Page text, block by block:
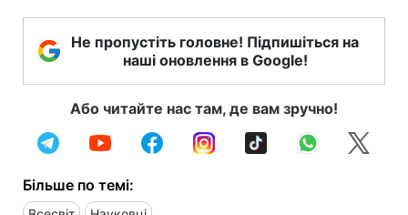
Не пропустіть головне! Підпишіться на
наші оновлення в Google!
Або читайте нас там, де вам зручно!
Більше по темі: